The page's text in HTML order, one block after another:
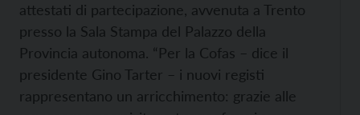
attestati di partecipazione, avvenuta a Trento
presso la Sala Stampa del Palazzo della
Provincia autonoma. “Per la Cofas – dice il
presidente Gino Tarter – i nuovi registi
rappresentano un arricchimento: grazie alle